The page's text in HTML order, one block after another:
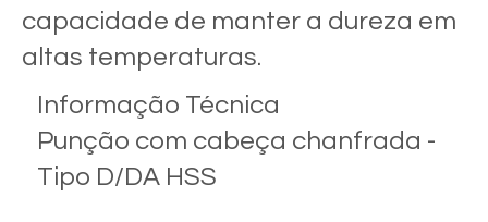
capacidade de manter a dureza em
altas temperaturas.
Informação Técnica
Punção com cabeça chanfrada -
Tipo D/DA HSS